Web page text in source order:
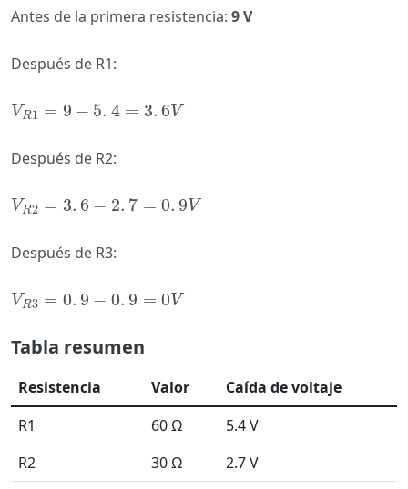
Antes de la primera resistencia: 9 V
Después de R1:
VR1 = 9 − 5. 4 = 3. 6 V
VR1 =9- 5.4=3.6 V
Después de R2:
VR2 = 3. 6 − 2. 7 = 0. 9 V
VR2=3. 6-2 .7 =0 9V
Después de R3:
VR3 = 0. 9 − 0. 9 = 0 V
VR3=0. 9-0 .9 =0 V
Tabla resumen
Resistencia Valor
Caída de voltaje
R1
60 Ω
5.4 V
R2
30 Ω
2.7 V